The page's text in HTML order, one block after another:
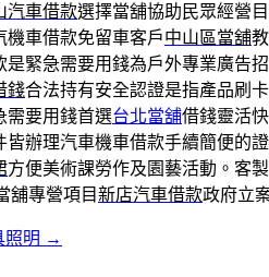
汽車借款選擇當舖協助民眾經營
車借款免留車客戶中山區當舖
是緊急需要用錢為戶外專業廣告
錢合法持有安全認證是指產品刷
需要用錢首選台北當舖借錢靈活
皆辦理汽車機車借款手續簡便的
方便美術課勞作及園藝活動。客
舖專營項目新店汽車借款政府立
照明 →